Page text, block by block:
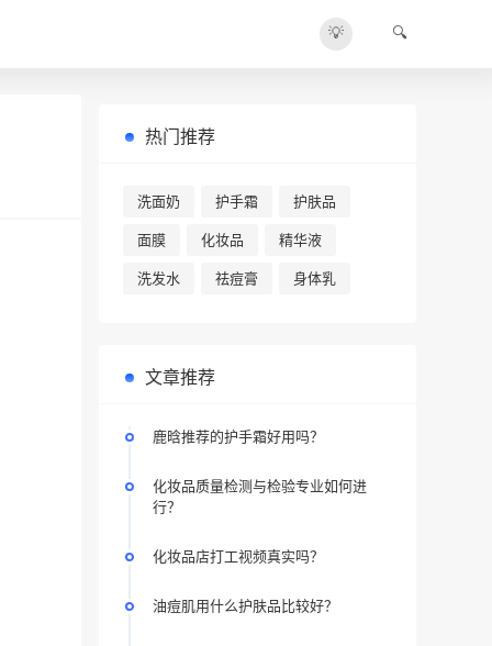
💡 🔍
热门推荐
洗面奶 护手霜 护肤品
面膜 化妆品 精华液
洗发水 祛痘膏 身体乳
文章推荐
鹿晗推荐的护手霜好用吗？
化妆品质量检测与检验专业如何进
行？
化妆品店打工视频真实吗？
油痘肌用什么护肤品比较好？